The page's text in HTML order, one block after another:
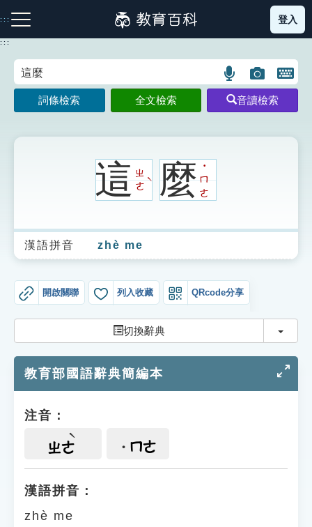
到
主
:::
注音索引圖示 筆畫索引圖示 部首索引表圖示
生字詞彙表
成語故事
索引選單
單字索引
遊戲專區
貓頭鷹博士
登入
:::
語
言
搜
圖
片
搜
開
鍵
圖
詞條檢索 全文檢索 音讀檢索
這ㄓ
ㄜ
ˋ 麼 ˙
ㄇ
ㄜ
漢語拼音 zhè me
開啟關聯 列入收藏 QRcode分享
切換辭典 切換
教育部國語辭典簡編本
注音：
ㄓㄜ ㄇㄜ
漢語拼音：
zhè me